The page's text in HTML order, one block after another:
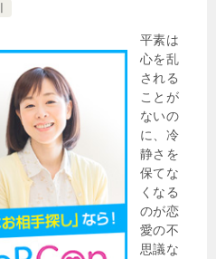
平素は
心を乱
される
ことが
ないの
に、冷
静さを
保てな
くなる
のが恋
愛の不
思議な